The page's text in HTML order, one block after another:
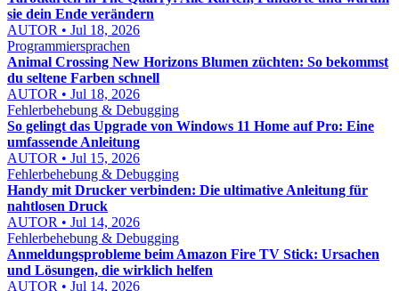
sie dein Ende verändern
AUTOR • Jul 18, 2026
Programmiersprachen
Animal Crossing New Horizons Blumen züchten: So bekommst
du seltene Farben schnell
AUTOR • Jul 18, 2026
Fehlerbehebung & Debugging
So gelingt das Upgrade von Windows 11 Home auf Pro: Eine
umfassende Anleitung
AUTOR • Jul 15, 2026
Fehlerbehebung & Debugging
Handy mit Drucker verbinden: Die ultimative Anleitung für
nahtlosen Druck
AUTOR • Jul 14, 2026
Fehlerbehebung & Debugging
Anmeldungsprobleme beim Amazon Fire TV Stick: Ursachen
und Lösungen, die wirklich helfen
AUTOR • Jul 14, 2026